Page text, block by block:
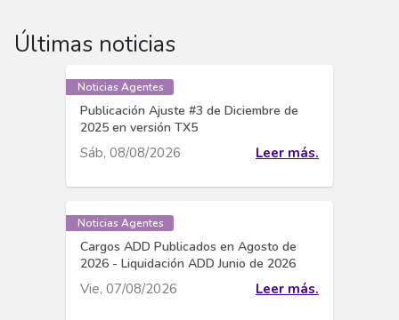
Últimas noticias
Noticias Agentes
Publicación Ajuste #3 de Diciembre de
2025 en versión TX5
Sáb, 08/08/2026 Leer más.
Noticias Agentes
Cargos ADD Publicados en Agosto de
2026 - Liquidación ADD Junio de 2026
Vie, 07/08/2026 Leer más.